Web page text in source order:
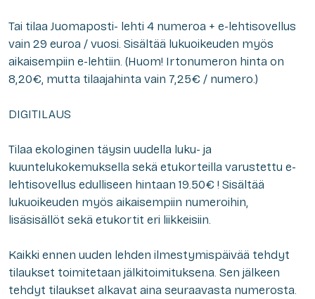
Tai tilaa Juomaposti- lehti 4 numeroa + e-lehtisovellus
vain 29 euroa / vuosi. Sisältää lukuoikeuden myös
aikaisempiin e-lehtiin. (Huom! Irtonumeron hinta on
8,20€, mutta tilaajahinta vain 7,25€ / numero.)
DIGITILAUS
Tilaa ekologinen täysin uudella luku- ja
kuuntelukokemuksella sekä etukorteilla varustettu e-
lehtisovellus edulliseen hintaan 19.50€ ! Sisältää
lukuoikeuden myös aikaisempiin numeroihin,
lisäsisällöt sekä etukortit eri liikkeisiin.
Kaikki ennen uuden lehden ilmestymispäivää tehdyt
tilaukset toimitetaan jälkitoimituksena. Sen jälkeen
tehdyt tilaukset alkavat aina seuraavasta numerosta.